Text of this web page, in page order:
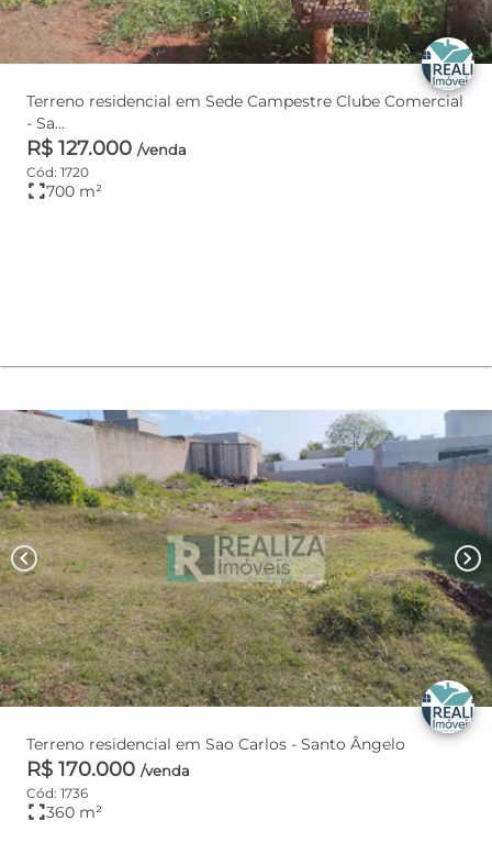
Terreno residencial em Sede Campestre Clube Comercial
- Sa...
R$ 127.000 /venda
Cód: 1720
fullscreen700 m²
chevron_left chevron_right
Terreno residencial em Sao Carlos - Santo Ângelo
R$ 170.000 /venda
Cód: 1736
fullscreen360 m²